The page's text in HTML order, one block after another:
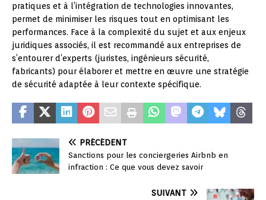
pratiques et à l’intégration de technologies innovantes,
permet de minimiser les risques tout en optimisant les
performances. Face à la complexité du sujet et aux enjeux
juridiques associés, il est recommandé aux entreprises de
s’entourer d’experts (juristes, ingénieurs sécurité,
fabricants) pour élaborer et mettre en œuvre une stratégie
de sécurité adaptée à leur contexte spécifique.
PRÉCÉDENT
Sanctions pour les conciergeries Airbnb en
infraction : Ce que vous devez savoir
SUIVANT